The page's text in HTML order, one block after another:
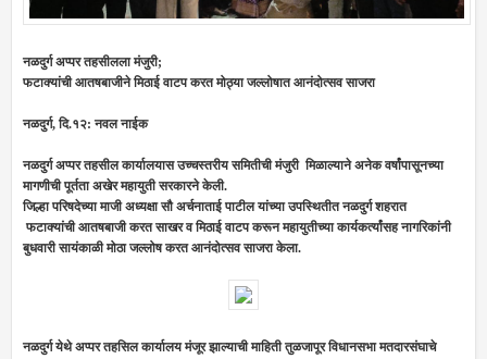
नळदुर्ग अप्पर तहसीलला मंजुरी;
फटाक्यांची आतषबाजीने मिठाई वाटप करत मोठ्या जल्लोषात आनंदोत्सव साजरा
नळदुर्ग, दि.१२: नवल नाईक
नळदुर्ग अप्पर तहसील कार्यालयास उच्चस्तरीय समितीची मंजुरी मिळाल्यानेअनेक वर्षांपासूनच्या
मागणीची पूर्तता अखेर महायुती सरकारने केली.
जिल्हा परिषदेच्या माजी अध्यक्षा सौ अर्चनाताई पाटील यांच्या उपस्थितीत नळदुर्ग शहरात
फटाक्यांची आतषबाजी करत साखर व मिठाई वाटप करून महायुतीच्या कार्यकर्त्यांसह नागरिकांनी
बुधवारी सायंकाळी मोठा जल्लोष करत आनंदोत्सव साजरा केला.
नळदुर्ग येथे अप्पर तहसिल कार्यालय मंजूर झाल्याची माहिती तुळजापूर विधानसभा मतदारसंघाचे